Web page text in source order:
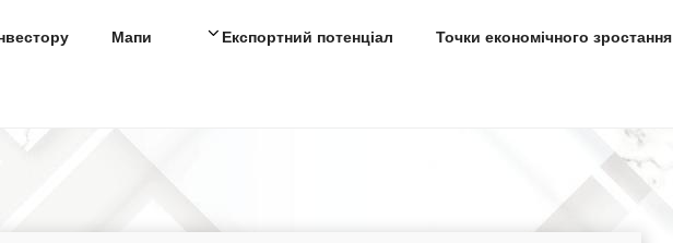
Мапи Експортний потенціал Точки економічного зростання